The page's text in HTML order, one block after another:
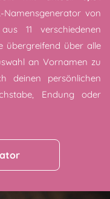
von
11 verschiedenen
übergreifend über alle
an Vornamen zu
deinen persönlichen
Endung oder